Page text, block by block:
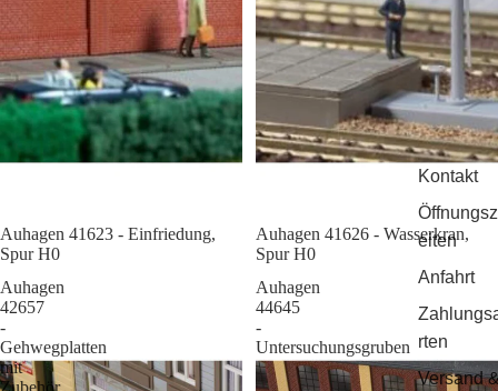
Kontakt
Öffnungsz
eiten
Anfahrt
rten
Versand
Auhagen 41623 - Einfriedung,
Spur H0
Sale
Auhagen 41626 - Wasserkran,
Spur H0
Auhagen
42657
-
Gehwegplatten
mit
Zubehör
Auhagen
44645
-
Untersuchungsgruben